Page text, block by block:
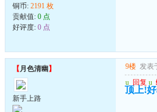
铜币: 2191 枚
贡献值: 0 点
好评度: 0 点
【月色清幽 】
新手上路
9楼 发表
u 回复 u
顶上!